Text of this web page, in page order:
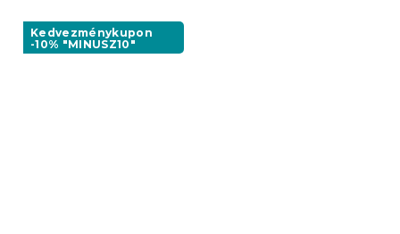
Kedvezménykupon
-10% "MINUSZ10"